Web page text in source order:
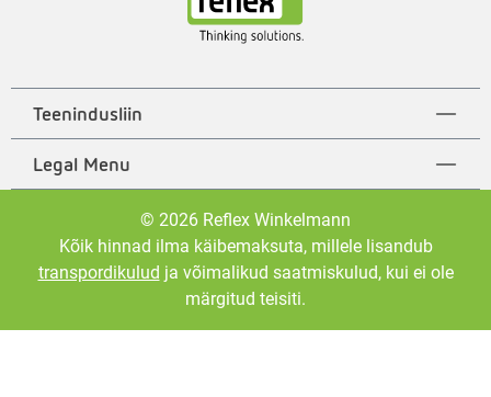
Teenindusliin
Legal Menu
© 2026 Reflex Winkelmann
Kõik hinnad ilma käibemaksuta, millele lisandub
transpordikulud ja võimalikud saatmiskulud, kui ei ole
märgitud teisiti.